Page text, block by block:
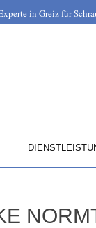
in Greiz für